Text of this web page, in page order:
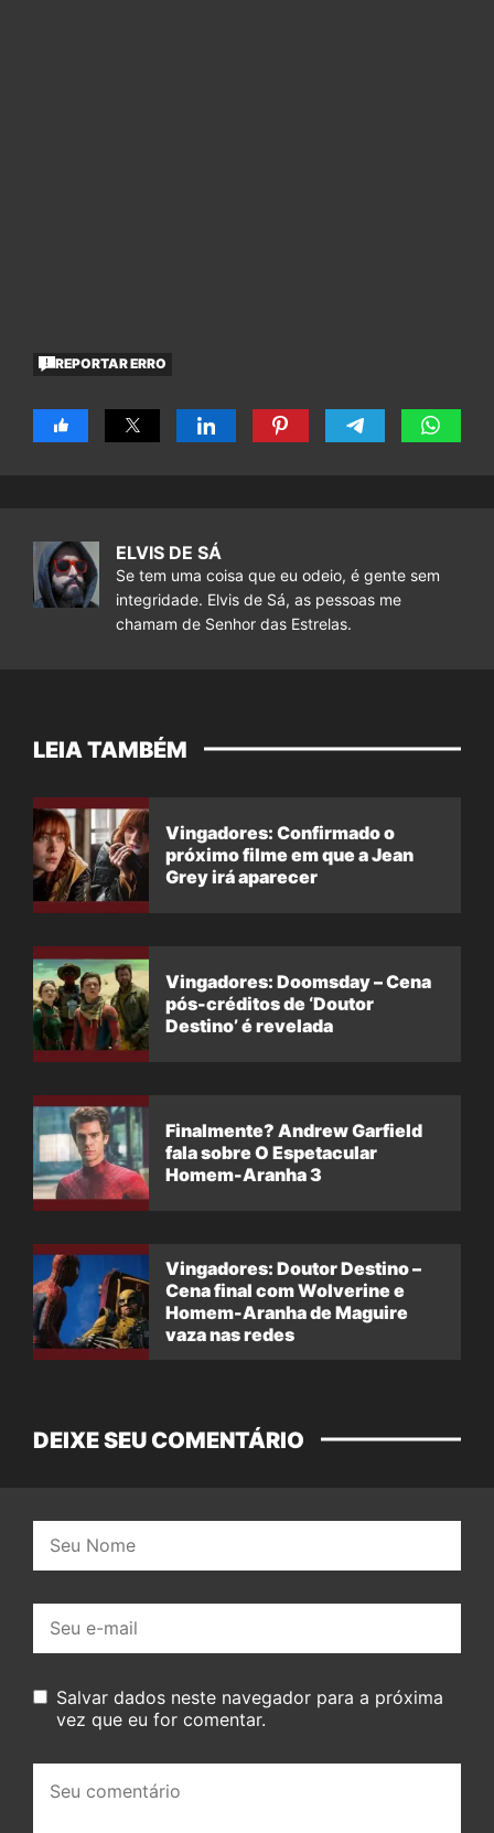
REPORTAR ERRO
ELVIS DE SÁ
Se tem uma coisa que eu odeio, é gente sem
integridade. Elvis de Sá, as pessoas me
chamam de Senhor das Estrelas.
LEIA TAMBÉM
Vingadores: Confirmado o
próximo filme em que a Jean
Grey irá aparecer
Vingadores: Doomsday – Cena
pós-créditos de ‘Doutor
Destino’ é revelada
Finalmente? Andrew Garfield
fala sobre O Espetacular
Homem-Aranha 3
Vingadores: Doutor Destino –
Cena final com Wolverine e
Homem-Aranha de Maguire
vaza nas redes
DEIXE SEU COMENTÁRIO
mail:
Salvar dados neste navegador para a próxima
vez que eu for comentar.
comentário: